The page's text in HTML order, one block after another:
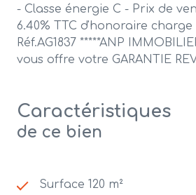
- Classe énergie C - Prix de
6.40% TTC d'honoraire
Réf.AG1837 *****ANP
vous offre votre GARANTIE
Caractéristiques
de ce bien
Surface 120 m²